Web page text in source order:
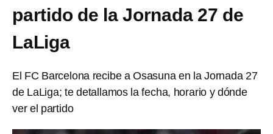
partido de la Jornada 27 de
LaLiga
El FC Barcelona recibe a Osasuna en la Jornada 27
de LaLiga; te detallamos la fecha, horario y dónde
ver el partido